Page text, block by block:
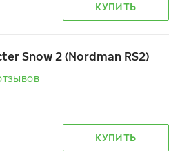
КУПИТЬ
Snow 2 (Nordman RS2)
КУПИТЬ